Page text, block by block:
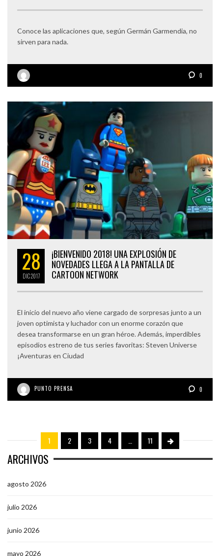
Conoce las aplicaciones que, según Germán Garmendia, no
sirven para nada.
0
28
DIC2017
¡BIENVENIDO 2018! UNA EXPLOSIÓN DE
NOVEDADES LLEGA A LA PANTALLA DE
CARTOON NETWORK
El inicio del nuevo año viene cargado de sorpresas junto a un
joven optimista y luchador con un enorme corazón que
desea transformarse en un gran héroe. Además, imperdibles
episodios estreno de tus series favoritas: Steven Universe
¡Aventuras en Ciudad
PUNTO PRENSA 0
1 2 3 4 11
ARCHIVOS
agosto 2026
julio 2026
junio 2026
mayo 2026